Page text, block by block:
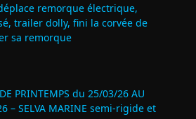
remorque électrique,
trailer dolly, fini la corvée de
sa remorque
PRINTEMPS du 25/03/26 AU
– SELVA MARINE semi-rigide et